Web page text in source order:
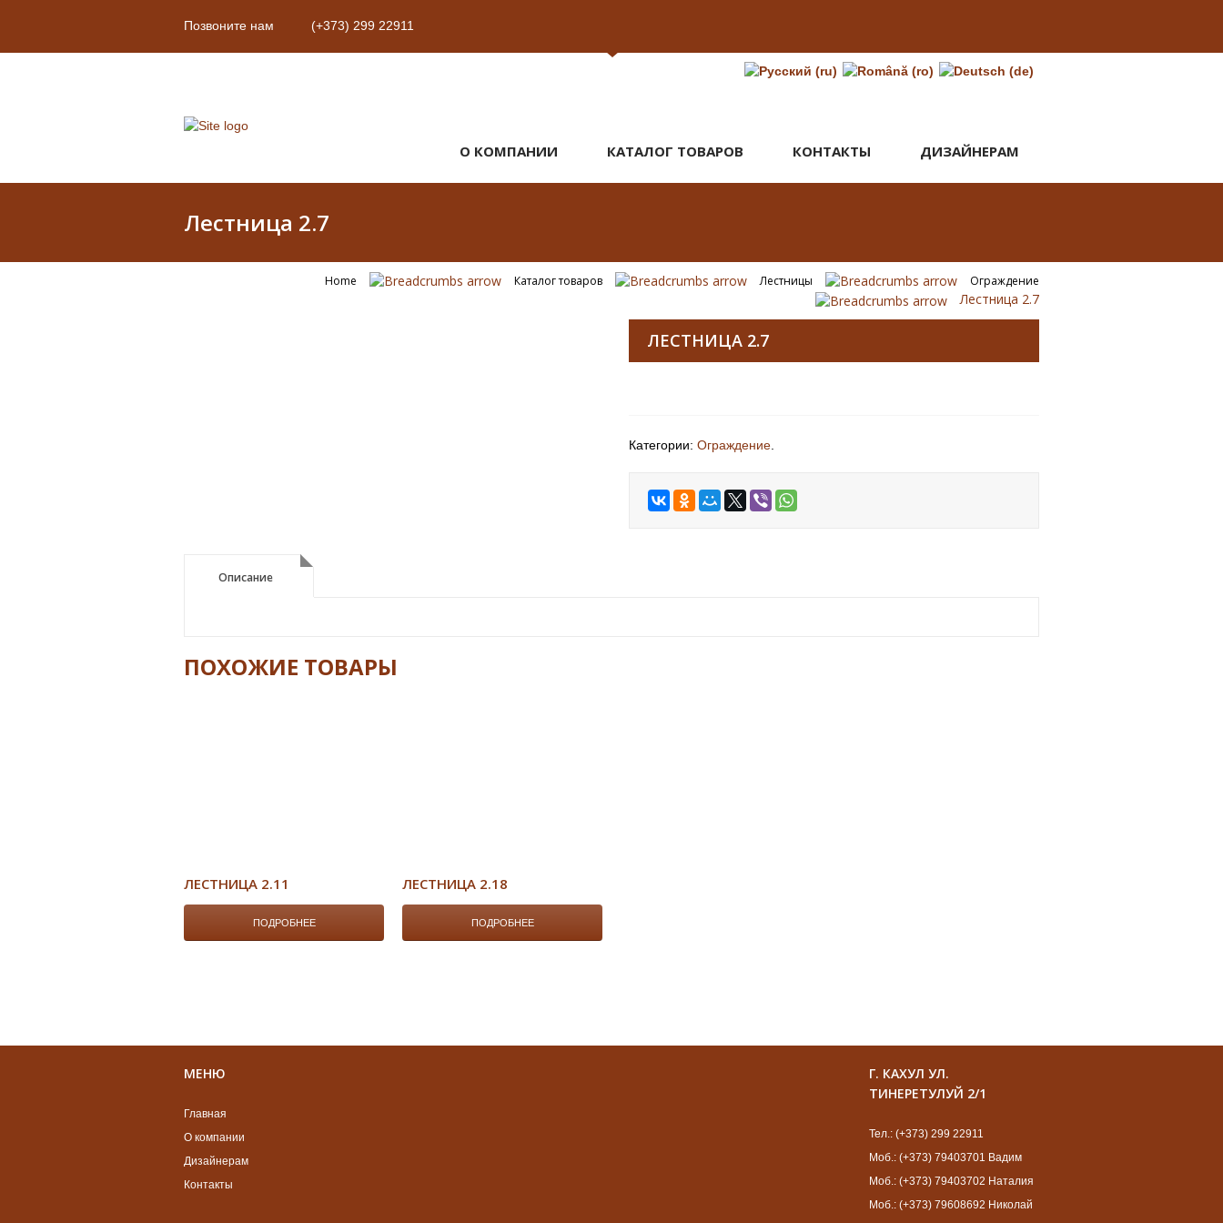
Позвоните нам (+373) 299 22911
О КОМПАНИИ КАТАЛОГ ТОВАРОВ КОНТАКТЫ ДИЗАЙНЕРАМ
Лестница 2.7
Home Каталог товаров Лестницы Ограждение
Лестница 2.7
ЛЕСТНИЦА 2.7
Категории: Ограждение.
Описание
Описание
ПОХОЖИЕ ТОВАРЫ
ЛЕСТНИЦА 2.11
ПОДРОБНЕЕ
ЛЕСТНИЦА 2.18
ПОДРОБНЕЕ
МЕНЮ
Главная
О компании
Дизайнерам
Контакты
Г. КАХУЛ УЛ.
ТИНЕРЕТУЛУЙ 2/1
Тел.: (+373) 299 22911
Моб.: (+373) 79403701 Вадим
Моб.: (+373) 79403702 Наталия
Моб.: (+373) 79608692 Николай